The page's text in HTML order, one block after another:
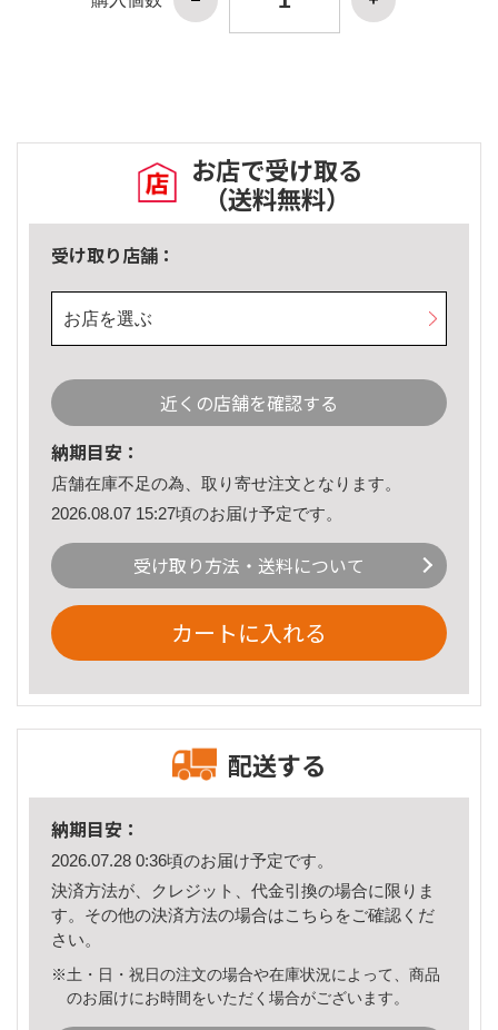
お店で受け取る
（送料無料）
受け取り店舗：
お店を選ぶ
近くの店舗を確認する
納期目安：
店舗在庫不足の為、取り寄せ注文となります。
2026.08.07 15:27頃のお届け予定です。
受け取り方法・送料について
カートに入れる
配送する
納期目安：
2026.07.28 0:36頃のお届け予定です。
決済方法が、クレジット、代金引換の場合に限りま
す。その他の決済方法の場合はこちら をご確認くだ
さい。
※土・日・祝日の注文の場合や在庫状況によって、商品
のお届けにお時間をいただく場合がございます。